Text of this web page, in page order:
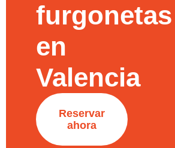
furgonetas
en
Valencia
Reservar
ahora